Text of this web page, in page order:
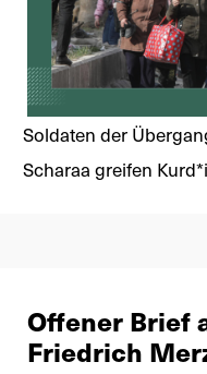
Soldaten der
Scharaa greifen
Offener Brief
Friedrich